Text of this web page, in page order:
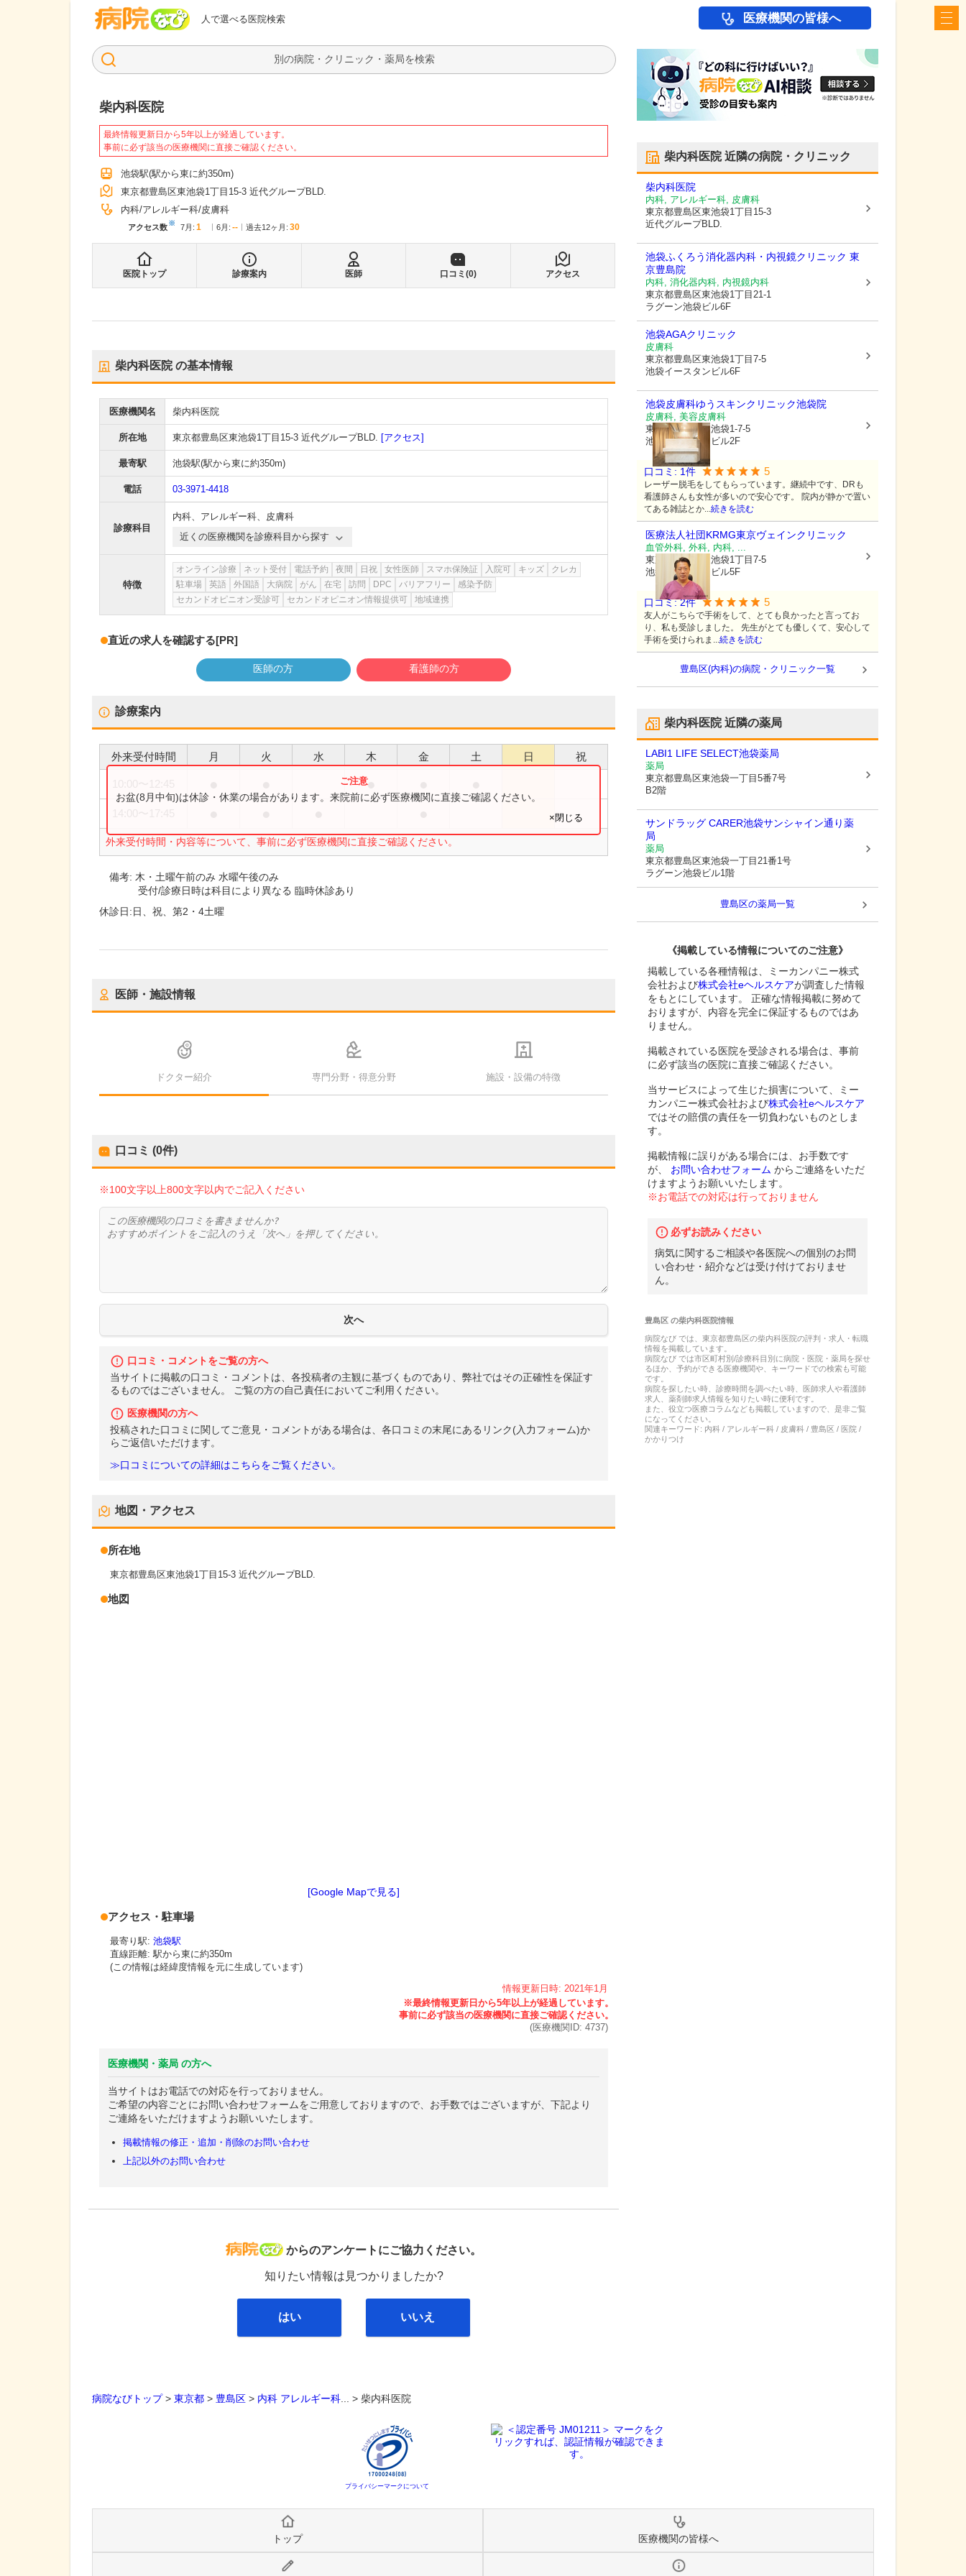
人で選べる医院検索
病院なび 医療機関の皆様へ
検索
柴内科医院
最終情報更新日から5年以上が経過しています。
事前に必ず該当の医療機関に直接ご確認ください。
池袋駅(駅から東に約350m)
東京都豊島区東池袋1丁目15-3 近代グループBLD.
内科 アレルギー科 皮膚科
アクセス数※ 7月 : 1 6月 : -- 過去12ヶ月: 30
医院トップ 診療案内 医師 口コミ(0) アクセス
柴内科医院の基本情報
医療機関名 柴内科医院
所在地 東京都豊島区東池袋1丁目15-3 近代グループBLD. [アクセス]
最寄駅 池袋駅(駅から東に約350m)
電話 03-3971-4418
診療科目
内科、 アレルギー科、 皮膚科
近くの医療機関を診療科目から探す
特徴
オンライン診療 ネット受付 電話予約 夜間 日祝 女性医師 スマホ保険証 入院可 キッズ
クレカ
駐車場
英語 外国語 大病院 がん 在宅 訪問 DPC バリアフリー
感染予防
セカンドオピニオン受診可
セカンドオピニオン情報提供可 地域連携
直近の求人を確認する[PR]
医師の方 看護師の方
診療案内
外来受付時間 月 火 水 木 金 土 日 祝
●
外来受付時間・内容等について、事前に必ず医療機関に直接ご確認ください。
お盆(8月中旬)は休診・休業の場合があります。来院前に必ず医療機関に直接ご確認ください。
×閉じる
備考: 木・土曜午前のみ 水曜午後のみ
受付/診療日時は科目により異なる 臨時休診あり
休診日:日、祝、第2・4土曜
医師・施設情報
ドクター紹介 専門分野・得意分野 施設・設備の特徴
口コミ (0件)
※100文字以上800文字以内でご記入ください
口コミ・コメントをご覧の方へ
当サイトに掲載の口コミ・コメントは、各投稿者の主観に基づくものであり、弊社ではその正確性を保証す
るものではございません。 ご覧の方の自己責任においてご利用ください。
医療機関の方へ
投稿された口コミに関してご意見・コメントがある場合は、各口コミの末尾にあるリンク(入力フォーム)か
らご返信いただけます。
≫口コミについての詳細はこちらをご覧ください。
地図・アクセス
所在地
東京都豊島区東池袋1丁目15-3 近代グループBLD.
地図
[Google Mapで見る]
アクセス・駐車場
最寄り駅: 池袋駅
直線距離: 駅から東に約350m
(この情報は経緯度情報を元に生成しています)
情報更新日時: 2021年1月
(医療機関ID: 4737)
医療機関・薬局 の方へ
当サイトはお電話での対応を行っておりません。
ご希望の内容ごとにお問い合わせフォームをご用意しておりますので、お手数ではございますが、下記より
ご連絡をいただけますようお願いいたします。
掲載情報の修正・追加・削除のお問い合わせ
上記以外のお問い合わせ
病院なび
からのアンケートにご協力ください。
知りたい情報は見つかりましたか?
はい いいえ
柴内科医院近隣の病院・クリニック
柴内科医院
内科, アレルギー科, 皮膚科
東京都豊島区東池袋1丁目15-3
近代グループBLD.
池袋ふくろう消化器内科・内視鏡クリニック 東
京豊島院
内科, 消化器内科, 内視鏡内科
東京都豊島区東池袋1丁目21-1
ラグーン池袋ビル6F
池袋AGAクリニック
皮膚科
東京都豊島区東池袋1丁目7-5
池袋イースタンビル6F
池袋皮膚科ゆうスキンクリニック池袋院
皮膚科, 美容皮膚科
東京都豊島区 東池袋1-7-5
池袋イースタンビル2F
口コミ: 1件 5
レーザー脱毛をしてもらっています。継続中です、DRも
看護師さんも女性が多いので安心です。 院内が静かで置い
てある雑誌とか...続きを読む
医療法人社団KRMG東京ヴェインクリニック
血管外科, 外科, 内科, ...
東京都豊島区
東池袋1丁目7-5
池袋イースタンビル5F
口コミ:2件 5
友人がこちらで手術をして、とても良かったと言ってお
り、私も受診しました。 先生がとても優しくて、安心して
手術を受けられま...続きを読む
豊島区(内科)の病院・クリニック一覧
柴内科医院近隣の薬局
LABI1 LIFE SELECT池袋薬局
薬局
東京都豊島区東池袋一丁目5番7号
B2階
サンドラッグ CARER池袋サンシャイン通り薬
局
薬局
東京都豊島区東池袋一丁目21番1号
ラグーン池袋ビル1階
豊島区の薬局一覧
《掲載している情報についてのご注意》
掲載している各種情報は、ミーカンパニー株式
会社および株式会社eヘルスケアが調査した情報
をもとにしています。 正確な情報掲載に努めて
おりますが、内容を完全に保証するものではあ
りません。
掲載されている医院を受診される場合は、事前
に必ず該当の医院に直接ご確認ください。
当サービスによって生じた損害について、ミー
カンパニー株式会社および株式会社eヘルスケア
ではその賠償の責任を一切負わないものとしま
す。
掲載情報に誤りがある場合には、お手数です
が、
お問い合わせフォーム からご連絡をいただ
けますようお願いいたします。
※お電話での対応は行っておりません
必ずお読みください
病気に関するご相談や各医院への個別のお問
い合わせ・紹介などは受け付けておりませ
ん。
豊島区の柴内科医院情報
病院なび では、 東京都豊島区の柴内科医院の評判・求人・転職
情報を掲載しています。
病院なび では市区町村別/診療科目別に病院・医院・薬局を探せ
るほか、予約ができる医療機関や、キーワードでの検索も可能
です。
病院を探したい時、診療時間を調べたい時、医師求人や看護師
求人、薬剤師求人情報を知りたい時に便利です。
また、役立つ医療コラムなども掲載していますので、是非ご覧
になってください。
関連キーワード: 内科 / アレルギー科 / 皮膚科 / 豊島区 / 医院 /
かかりつけ
病院なびトップ> 東京都 > 豊島区 > 内科 アレルギー科 ... > 柴内科医院
プライバシーマークについて
トップ 医療機関の皆様へ